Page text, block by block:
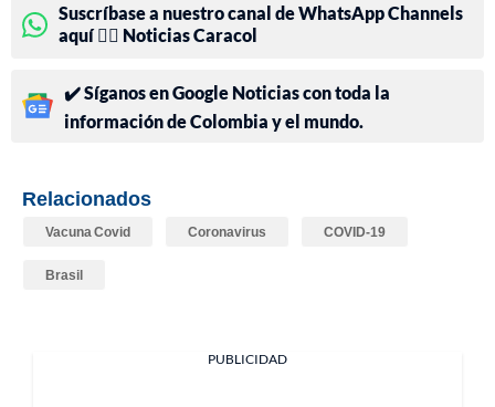
Suscríbase a nuestro canal de WhatsApp Channels
aquí 👉🏻 Noticias Caracol
✔️ Síganos en Google Noticias con toda la
información de Colombia y el mundo.
Relacionados
Vacuna Covid Coronavirus COVID-19
Brasil
PUBLICIDAD